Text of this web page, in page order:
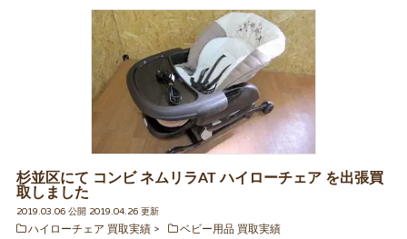
杉並区にて コンビ ネムリラAT ハイローチェア を出張買
取しました
2019.03.06 公開 2019.04.26 更新
ハイローチェア 買取実績
ベビー用品 買取実績